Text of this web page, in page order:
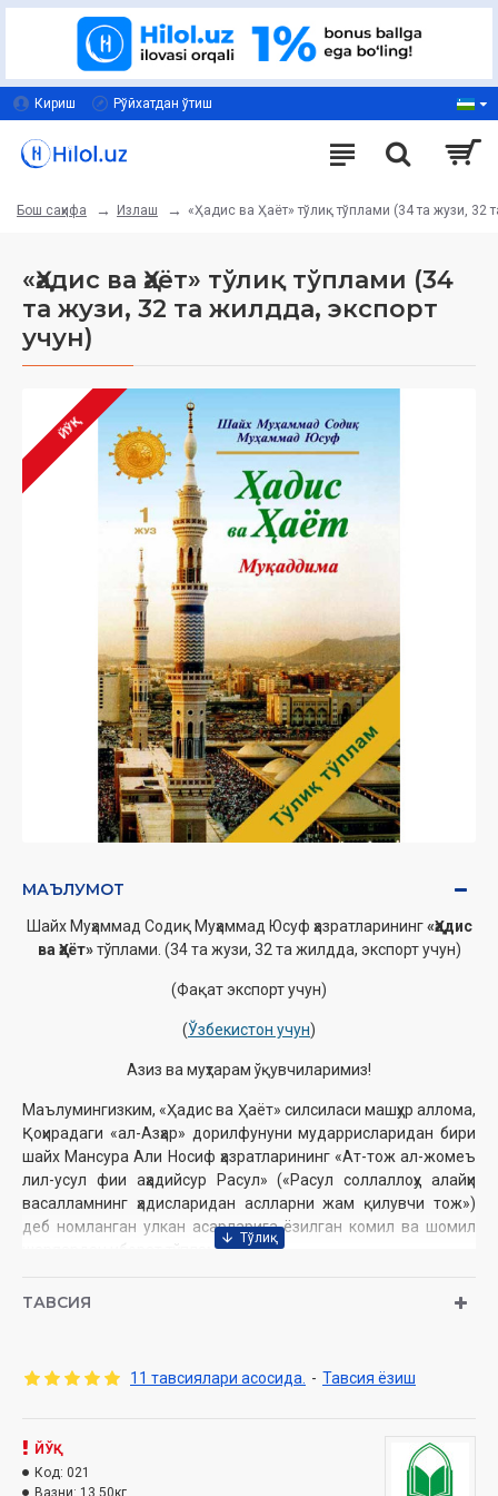
Кириш Рўйхатдан ўтиш
Бош саҳифа Излаш «Ҳадис ва Ҳаёт» тўлиқ тўплами (34 та жузи, 32
«Ҳадис ва Ҳаёт» тўлиқ тўплами (34
та жузи, 32 та жилдда, экспорт
учун)
ЙЎҚ
МАЪЛУМОТ
Шайх Муҳаммад Содиқ Муҳаммад Юсуф ҳазратларининг«Ҳадис
ва Ҳаёт»тўплами. (34 та жузи, 32 та жилдда, экспорт учун)
(Фақат экспорт учун)
(Ўзбекистон учун)
Азиз ва муҳтарам ўқувчиларимиз!
Маълумингизким, «Ҳадис ва Ҳаёт» силсиласи машҳур аллома,
Қоҳирадаги «ал-Азҳар» дорилфунуни мударрисларидан бири
шайх Мансура Али Носиф ҳазратларининг «Ат-тож ал-жомеъ
лил-усул фии аҳадийсур Расул» («Расул соллаллоҳу алайҳи
васалламнинг ҳадисларидан аслларни жам қилувчи тож»)
деб номланган улкан асарларига ёзилган комил ва шомил
шарҳлардан иборат тўпламдир.
этилиши билан китобсеварларнинг севимли асарига
Нашриёт:
Сана: 2016 йил
ТАВСИЯ
11 тавсиялари асосида. - Тавсия ёзиш
ЙЎҚ
Код: 021